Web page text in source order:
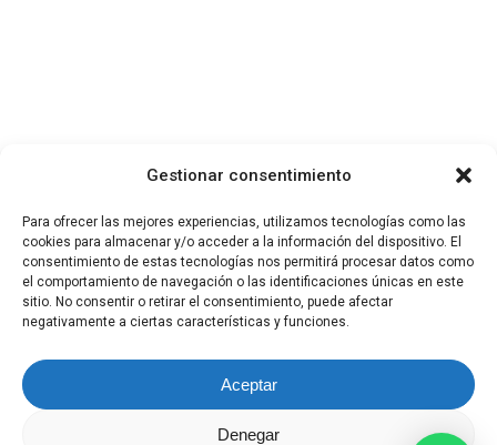
Gestionar consentimiento
Para ofrecer las mejores experiencias, utilizamos tecnologías como las
cookies para almacenar y/o acceder a la información del dispositivo. El
consentimiento de estas tecnologías nos permitirá procesar datos como
el comportamiento de navegación o las identificaciones únicas en este
sitio. No consentir o retirar el consentimiento, puede afectar
negativamente a ciertas características y funciones.
Aceptar
Denegar
Política de cookies
Política de privacidad
Condiciones generales
Política de Calidad y Medioambiente